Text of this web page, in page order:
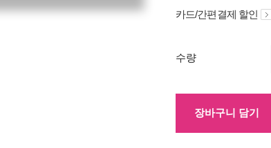
카드/간편결제 할인
수량
장바구니 담기